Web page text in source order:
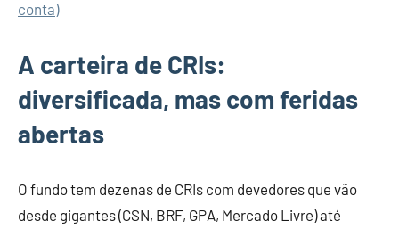
conta)
A carteira de CRIs:
diversificada, mas com feridas
abertas
O fundo tem dezenas de CRIs com devedores que vão
desde gigantes (CSN, BRF, GPA, Mercado Livre) até